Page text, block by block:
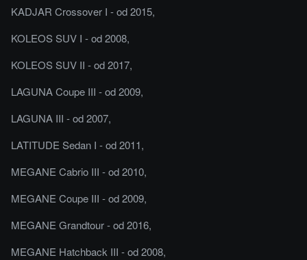
KADJAR Crossover I - od 2015,
KOLEOS SUV I - od 2008,
KOLEOS SUV II - od 2017,
LAGUNA Coupe III - od 2009,
LAGUNA III - od 2007,
LATITUDE Sedan I - od 2011,
MEGANE Cabrio III - od 2010,
MEGANE Coupe III - od 2009,
MEGANE Grandtour - od 2016,
MEGANE Hatchback III - od 2008,